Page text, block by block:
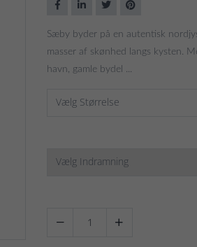
Sæby byder på en autentisk
masser af skønhed langs kysten.
havn, gamle bydel ...
Vælg Størrelse
Vælg Indramning
 